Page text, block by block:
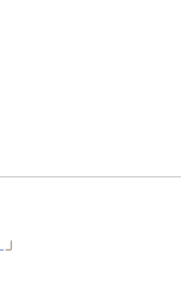
」